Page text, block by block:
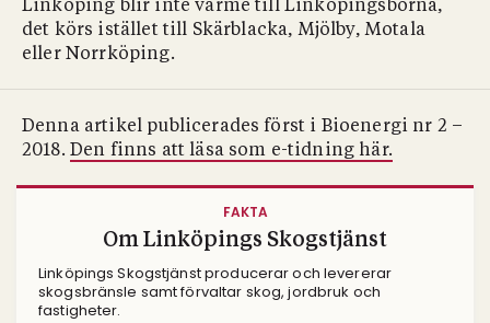
Linköping blir inte värme till Linköpingsborna,
det körs istället till Skärblacka, Mjölby, Motala
eller Norrköping.
Denna artikel publicerades först i Bioenergi nr 2 –
2018. Den finns att läsa som e-tidning här.
FAKTA
Om Linköpings Skogstjänst
Linköpings Skogstjänst producerar och levererar
skogsbränsle samt förvaltar skog, jordbruk och
fastigheter.